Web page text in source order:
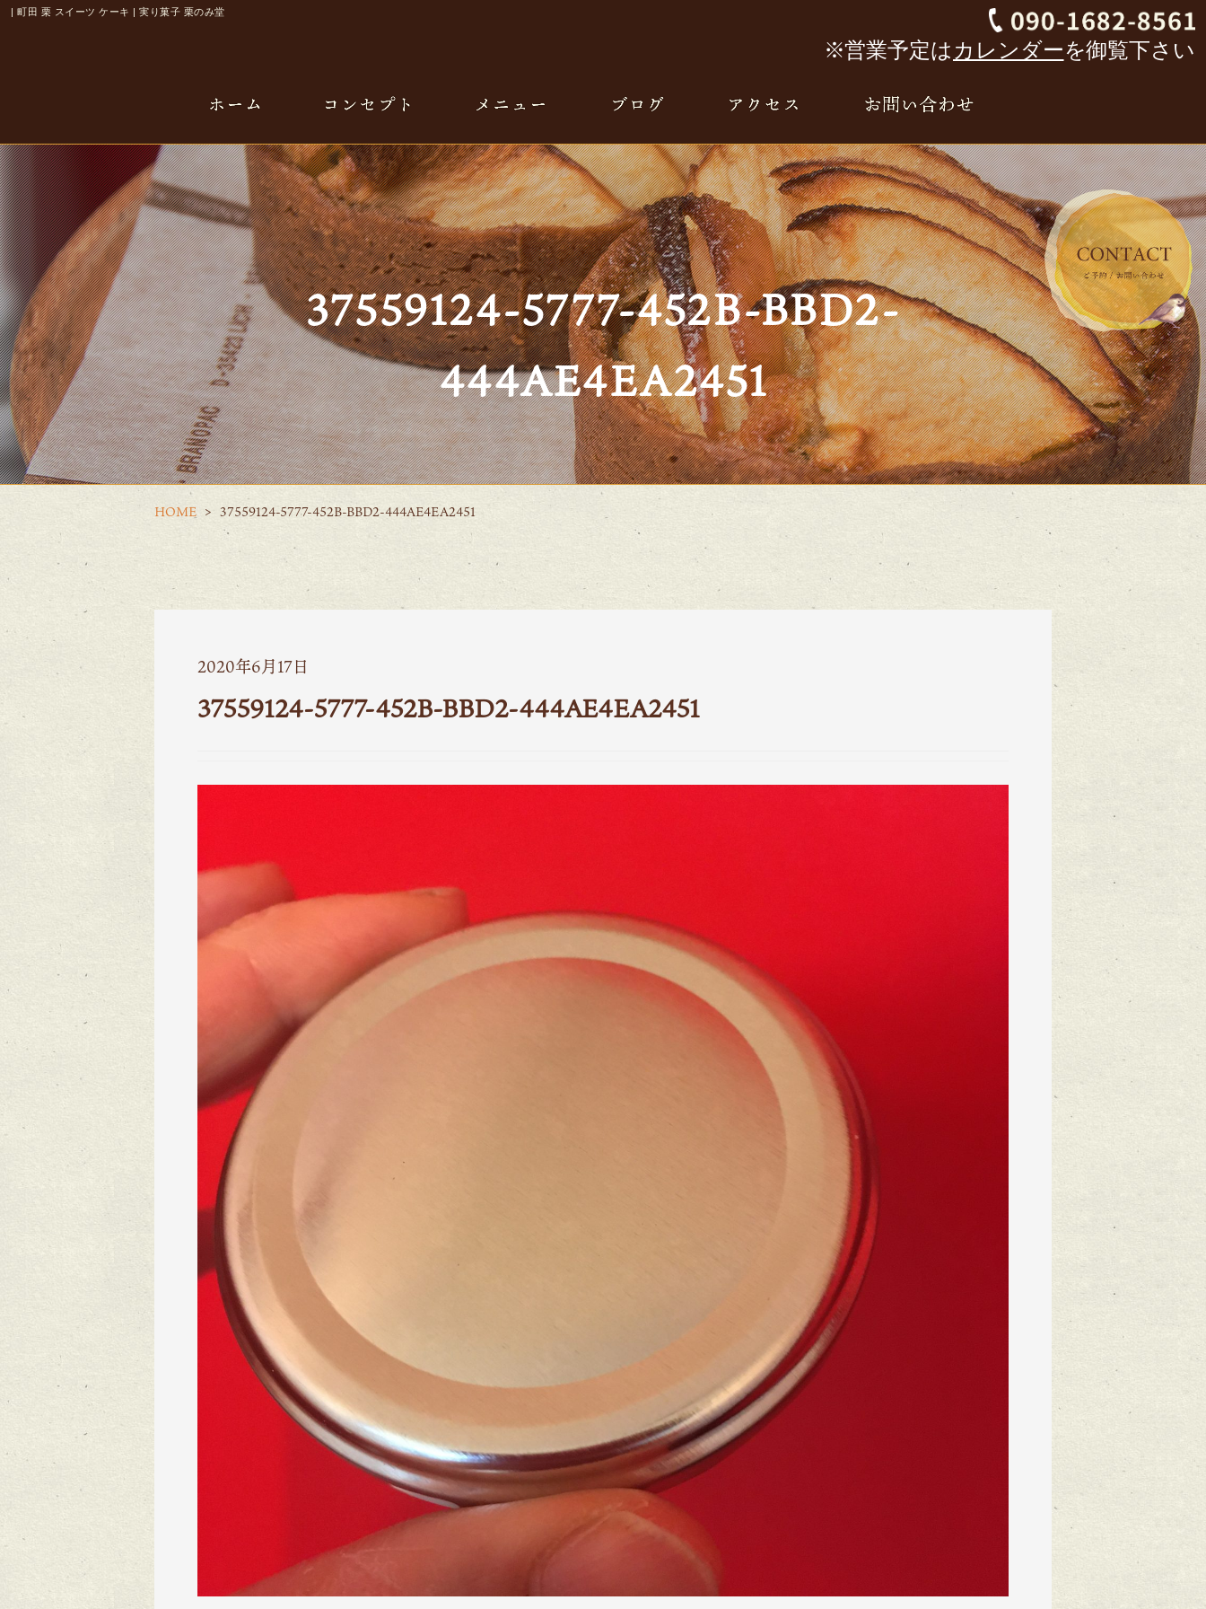
| 町田 栗 スイーツ ケーキ | 実り菓子 栗のみ堂
※営業予定は カレンダーを御覧下さい
37559124-5777-452B-BBD2-
444AE4EA2451
HOME 37559124-5777-452B-BBD2-444AE4EA2451
2020年6月17日
37559124-5777-452B-BBD2-444AE4EA2451